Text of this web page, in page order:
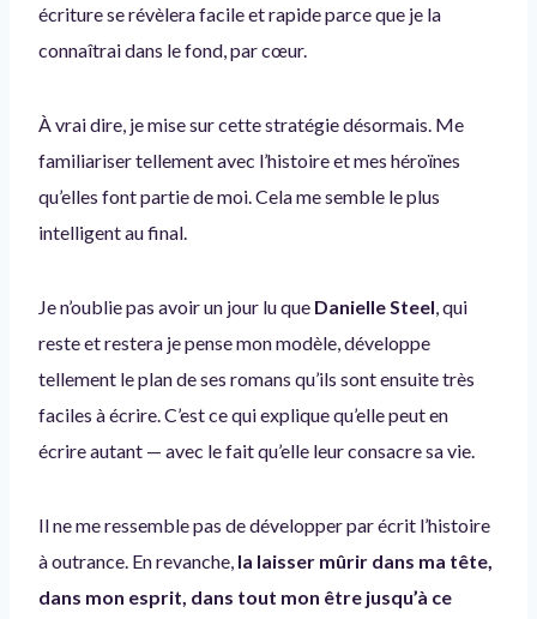
écriture se révèlera facile et rapide parce que je la
connaîtrai dans le fond, par cœur.
À vrai dire, je mise sur cette stratégie désormais. Me
familiariser tellement avec l’histoire et mes héroïnes
qu’elles font partie de moi. Cela me semble le plus
intelligent au final.
Je n’oublie pas avoir un jour lu que Danielle Steel, qui
reste et restera je pense mon modèle, développe
tellement le plan de ses romans qu’ils sont ensuite très
faciles à écrire. C’est ce qui explique qu’elle peut en
écrire autant — avec le fait qu’elle leur consacre sa vie.
Il ne me ressemble pas de développer par écrit l’histoire
à outrance. En revanche, la laisser mûrir dans ma tête,
dans mon esprit, dans tout mon être jusqu’à ce